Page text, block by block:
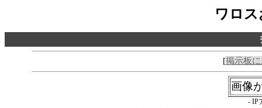
ワロ
[掲示板
画像
- IP